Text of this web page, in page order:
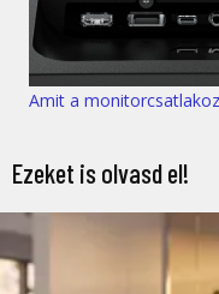
Amit a
Ezeket is olvasd el!